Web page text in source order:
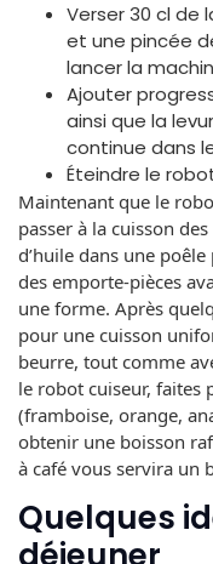
Verser 30 cl de
et une pincée
lancer la
Ajouter
ainsi que la
continue dans
Éteindre le
Maintenant que le
passer à la cuisson
d’huile dans une
des emporte-pièces
une forme. Après
pour une cuisson
beurre, tout comme
le robot cuiseur, faites
(framboise, orange,
obtenir une boisson
à café vous servira un
Quelques
déjeuner